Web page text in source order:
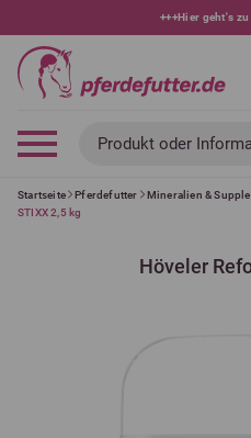
+++Hier geht's
Produkt oder
Startseite Pferdefutter Mineralien &
STIXX 2,5 kg
Höveler